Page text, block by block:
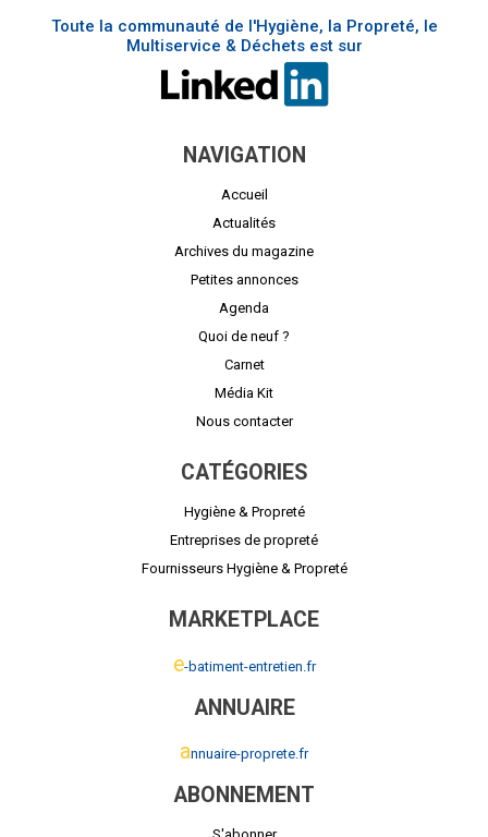
Toute la communauté de l'Hygiène, la Propreté, le
Multiservice & Déchets est sur
NAVIGATION
Accueil
Actualités
Archives du magazine
Petites annonces
Agenda
Quoi de neuf ?
Carnet
Média Kit
Nous contacter
CATÉGORIES
Hygiène & Propreté
Entreprises de propreté
Fournisseurs Hygiène & Propreté
MARKETPLACE
e-batiment-entretien.fr
ANNUAIRE
annuaire-proprete.fr
ABONNEMENT